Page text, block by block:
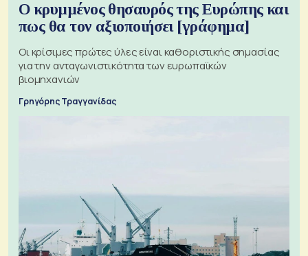
Ο κρυμμένος θησαυρός της Ευρώπης και
πως θα τον αξιοποιήσει [γράφημα]
Οι κρίσιμες πρώτες ύλες είναι καθοριστικής σημασίας
για την ανταγωνιστικότητα των ευρωπαϊκών
βιομηχανιών
Γρηγόρης Τραγγανίδας